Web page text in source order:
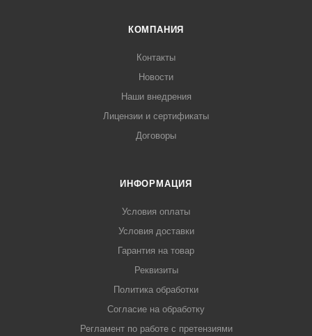
КОМПАНИЯ
Контакты
Новости
Наши внедрения
Лицензии и сертификаты
Договоры
ИНФОРМАЦИЯ
Условия оплаты
Условия доставки
Гарантия на товар
Реквизиты
Политика обработки
Согласие на обработку
Регламент по работе с претензиями